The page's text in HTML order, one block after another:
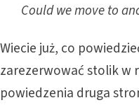
Could we move to
Wiecie już, co
zarezerwować stolik w
powiedzenia druga